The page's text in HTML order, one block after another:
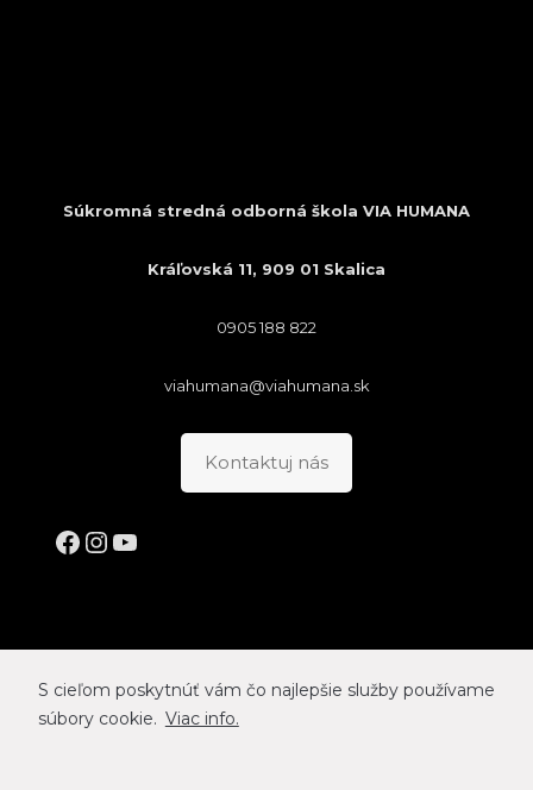
S cieľom poskytnúť vám čo najlepšie služby používame
súbory cookie. Viac info.
Súkromná stredná odborná škola VIA HUMANA
Kráľovská 11, 909 01 Skalica
0905 188 822
viahumana@viahumana.sk
Kontaktuj nás
Facebook
Instagram
YouTube